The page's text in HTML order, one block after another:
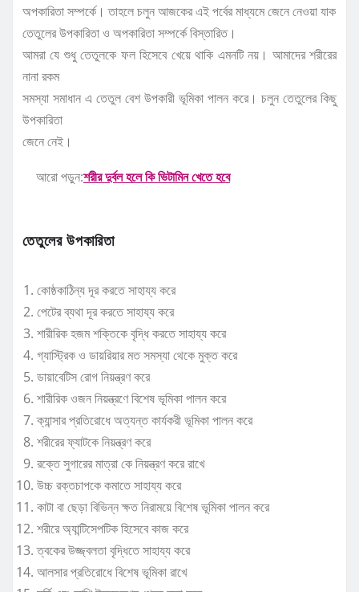
অপকারিতা সম্পর্কে। তাহলে চলুন আজকের এই পর্বের মাধ্যমে জেনে নেওয়া যাক
তেতুলের উপকারিতা ও অপকারিতা সম্পর্কে বিস্তারিত।
আমরা যে শুধু তেতুলকে ফল হিসেবে খেয়ে থাকি এমনটি নয়। আমাদের শরীরের
নানা রকম
সমস্যা সমাধান এ তেতুল বেশ উপকারী ভূমিকা পালন করে। চলুন তেতুলের কিছু
উপকারিতা
জেনে নেই।
আরো পড়ুন:শরীর দুর্বল হলে কি ভিটামিন খেতে হবে
তেতুলের উপকারিতা
কোষ্ঠকাঠিন্য দূর করতে সাহায্য করে
পেটের ব্যথা দূর করতে সাহায্য করে
শারীরিক হজম শক্তিকে বৃদ্ধি করতে সাহায্য করে
গ্যাস্ট্রিক ও ডায়রিয়ার মত সমস্যা থেকে মুক্ত করে
ডায়াবেটিস রোগ নিয়ন্ত্রণ করে
শারীরিক ওজন নিয়ন্ত্রণে বিশেষ ভূমিকা পালন করে
ক্যান্সার প্রতিরোধে অত্যন্ত কার্যকরী ভূমিকা পালন করে
শরীরের ফ্যাটকে নিয়ন্ত্রণ করে
রক্তে সুগারের মাত্রা কে নিয়ন্ত্রণ করে রাখে
উচ্চ রক্তচাপকে কমাতে সাহায্য করে
কাটা বা ছেড়া বিভিন্ন ক্ষত নিরাময়ে বিশেষ ভূমিকা পালন করে
শরীরে অ্যান্টিসেপটিক হিসেবে কাজ করে
ত্বকের উজ্জ্বলতা বৃদ্ধিতে সাহায্য করে
আলসার প্রতিরোধে বিশেষ ভূমিকা রাখে